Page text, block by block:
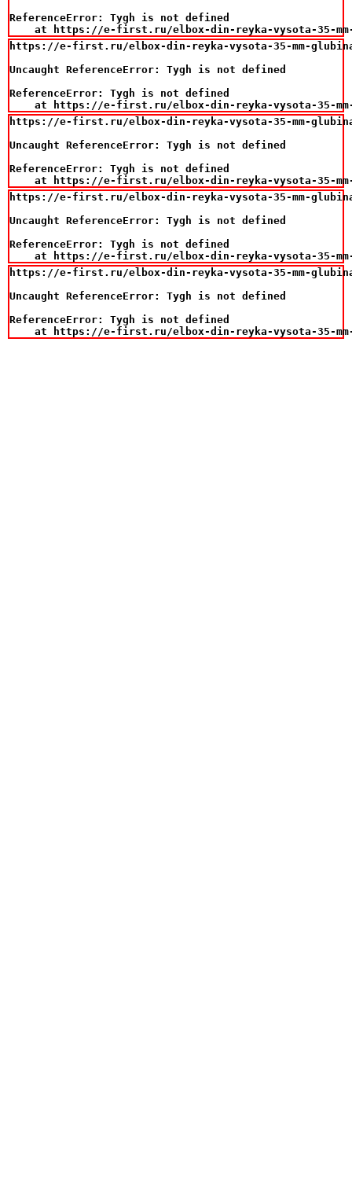
ReferenceError: Tygh is not defined
at https://e-first.ru/elbox-din-reyka-vysota-35-
https://e-first.ru/elbox-din-reyka-vysota-35-mm-glubina-
Uncaught ReferenceError: Tygh is not defined
ReferenceError: Tygh is not defined
at https://e-first.ru/elbox-din-reyka-vysota-35-
https://e-first.ru/elbox-din-reyka-vysota-35-mm-glubina-
Uncaught ReferenceError: Tygh is not defined
ReferenceError: Tygh is not defined
at https://e-first.ru/elbox-din-reyka-vysota-35-
https://e-first.ru/elbox-din-reyka-vysota-35-mm-glubina-
Uncaught ReferenceError: Tygh is not defined
ReferenceError: Tygh is not defined
at https://e-first.ru/elbox-din-reyka-vysota-35-
https://e-first.ru/elbox-din-reyka-vysota-35-mm-glubina-
Uncaught ReferenceError: Tygh is not defined
ReferenceError: Tygh is not defined
at https://e-first.ru/elbox-din-reyka-vysota-35-